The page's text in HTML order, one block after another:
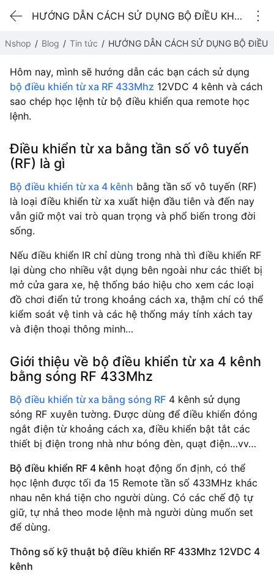
HƯỚNG DẪN CÁCH SỬ DỤNG BỘ ĐIỀU KHIỂN TỪ XA 4 KÊNH
Nshop Blog Tin tức HƯỚNG DẪN CÁCH SỬ DỤNG BỘ ĐIỀU
Hôm nay, mình sẽ hướng dẫn các bạn cách sử dụng
bộ điều khiển từ xa RF 433Mhz 12VDC 4 kênh và cách
sao chép học lệnh từ bộ điều khiển qua remote học
lệnh.
Điều khiển từ xa bằng tần số vô tuyến
(RF) là gì
Bộ điều khiển từ xa 4 kênh bằng tần số vô tuyến (RF)
là loại điều khiển từ xa xuất hiện đầu tiên và đến nay
vẫn giữ một vai trò quan trọng và phổ biến trong đời
sống.
Nếu điều khiển IR chỉ dùng trong nhà thì điều khiển RF
lại dùng cho nhiều vật dụng bên ngoài như các thiết bị
mở cửa gara xe, hệ thống báo hiệu cho xem các loại
đồ chơi điển tử trong khoảng cách xa, thậm chí có thể
kiểm soát vệ tinh và các hệ thống máy tính xách tay
và điện thoại thông minh…
Giới thiệu về bộ điều khiển từ xa 4 kênh
bằng sóng RF 433Mhz
Bộ điều khiển từ xa bằng sóng RF 4 kênh sử dụng
sóng RF xuyên tường. Được dùng để điều khiển đóng
ngắt điện từ khoảng cách xa, điều khiển bật tắt các
thiết bị điện trong nhà như bóng đèn, quạt điện…vv…
Bộ điều khiển RF 4 kênh hoạt động ổn định, có thể
học lệnh được tối đa 15 Remote tần số 433MHz khác
nhau nên khá tiện cho người dùng. Có các chế độ tự
giữ, tự nhả theo mode lệnh mà người dùng muốn set
để dùng.
Thông số kỹ thuật bộ điều khiển RF 433Mhz 12VDC 4
kênh